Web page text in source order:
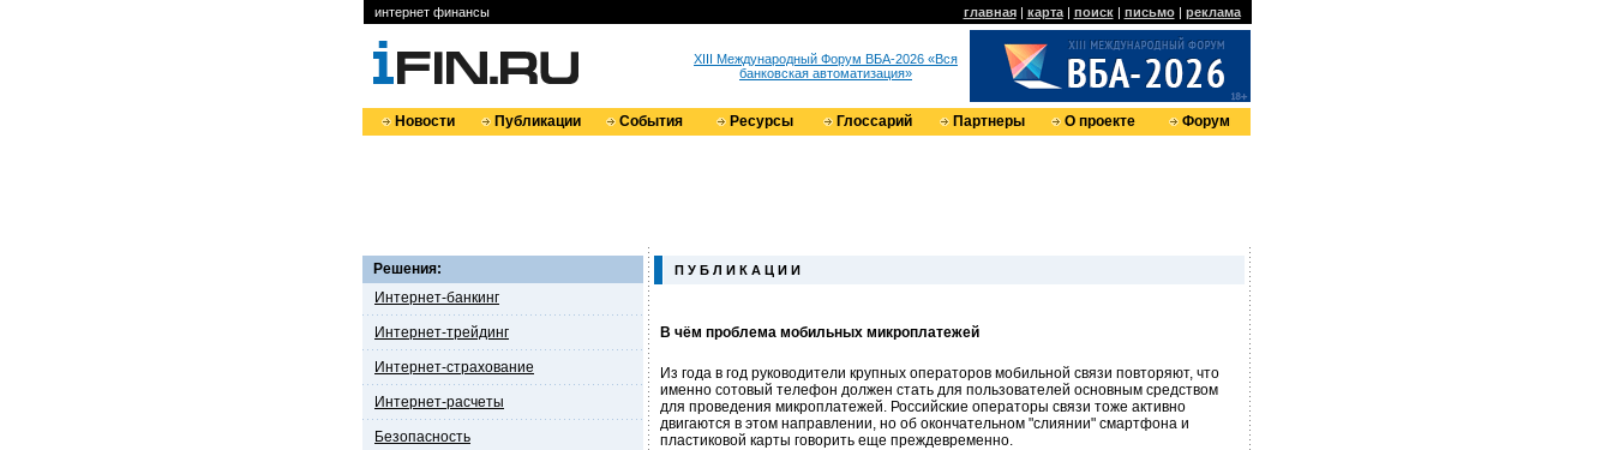
интернет финансы главная| карта| поиск| письмо| реклама
XIII Международный Форум ВБА-2026 «Вся
банковская автоматизация»
Новости Публикации События Ресурсы Глоссарий Партнеры О проекте Форум
Решения:
Интернет-банкинг
Интернет-трейдинг
Интернет-страхование
Интернет-расчеты
Безопасность
П У Б Л И К А Ц И И
В чём проблема мобильных микроплатежей
Из года в год руководители крупных операторов мобильной связи повторяют, что
именно сотовый телефон должен стать для пользователей основным средством
для проведения микроплатежей. Российские операторы связи тоже активно
двигаются в этом направлении, но об окончательном "слиянии" смартфона и
пластиковой карты говорить еще преждевременно.